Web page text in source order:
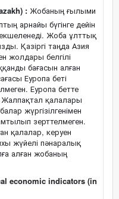
: Жобаның ғылыми
арнайы бүгінге дейін
Жоба ұлттық
Қазіргі таңда Азия
жолдары белгілі
бағасын алған
Еуропа беті
Еуропа бетте
қалалары
жүргізілгенімен
зерттелмеген.
қалалар, керуен
жүйелі пәнаралық
алған жобаның
economic indicators (in